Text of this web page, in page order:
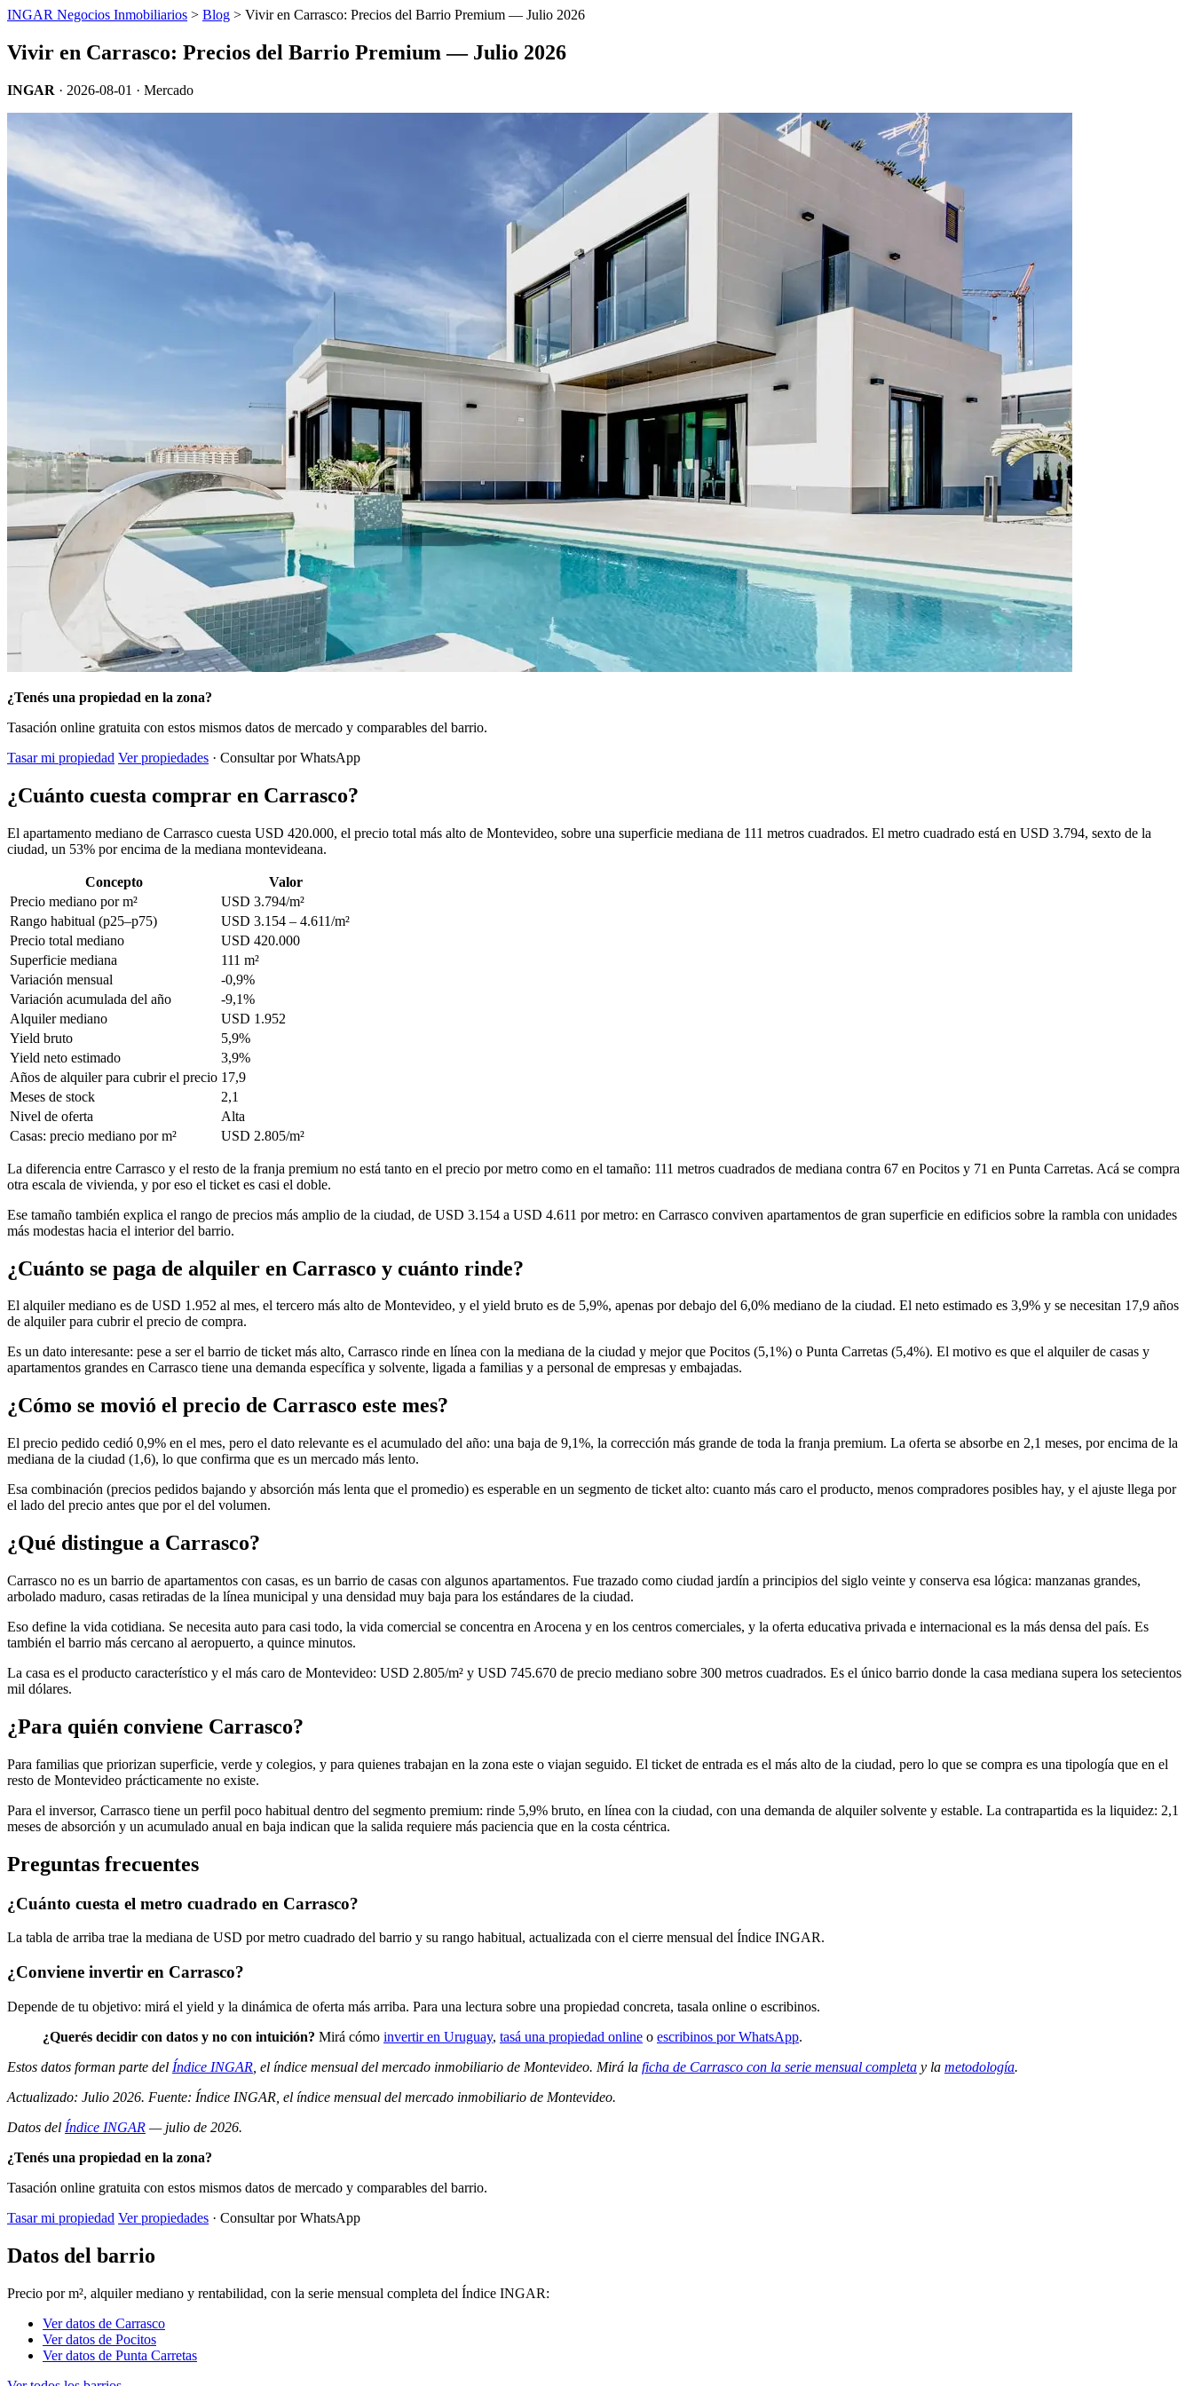
INGAR Negocios Inmobiliarios > Blog > Vivir en Carrasco: Precios del Barrio Premium — Julio 2026
Vivir en Carrasco: Precios del Barrio Premium — Julio 2026
INGAR · 2026-08-01 · Mercado
¿Tenés una propiedad en la zona?
Tasación online gratuita con estos mismos datos de mercado y comparables del barrio.
Tasar mi propiedad Ver propiedades · Consultar por WhatsApp
¿Cuánto cuesta comprar en Carrasco?
El apartamento mediano de Carrasco cuesta USD 420.000, el precio total más alto de Montevideo, sobre una superficie mediana de 111 metros cuadrados. El metro cuadrado está en USD 3.794, sexto de la
ciudad, un 53% por encima de la mediana montevideana.
Concepto
Valor
Precio mediano por m²
USD 3.794/m²
Rango habitual (p25–p75)
USD 3.154 – 4.611/m²
Precio total mediano
USD 420.000
Superficie mediana
111 m²
Variación mensual
-0,9%
Variación acumulada del año
-9,1%
Alquiler mediano
USD 1.952
Yield bruto
5,9%
Yield neto estimado
3,9%
Años de alquiler para cubrir el precio 17,9
Meses de stock
2,1
Nivel de oferta
Alta
Casas: precio mediano por m²
USD 2.805/m²
La diferencia entre Carrasco y el resto de la franja premium no está tanto en el precio por metro como en el tamaño: 111 metros cuadrados de mediana contra 67 en Pocitos y 71 en Punta Carretas. Acá se compra
otra escala de vivienda, y por eso el ticket es casi el doble.
Ese tamaño también explica el rango de precios más amplio de la ciudad, de USD 3.154 a USD 4.611 por metro: en Carrasco conviven apartamentos de gran superficie en edificios sobre la rambla con unidades
más modestas hacia el interior del barrio.
¿Cuánto se paga de alquiler en Carrasco y cuánto rinde?
El alquiler mediano es de USD 1.952 al mes, el tercero más alto de Montevideo, y el yield bruto es de 5,9%, apenas por debajo del 6,0% mediano de la ciudad. El neto estimado es 3,9% y se necesitan 17,9 años
de alquiler para cubrir el precio de compra.
Es un dato interesante: pese a ser el barrio de ticket más alto, Carrasco rinde en línea con la mediana de la ciudad y mejor que Pocitos (5,1%) o Punta Carretas (5,4%). El motivo es que el alquiler de casas y
apartamentos grandes en Carrasco tiene una demanda específica y solvente, ligada a familias y a personal de empresas y embajadas.
¿Cómo se movió el precio de Carrasco este mes?
El precio pedido cedió 0,9% en el mes, pero el dato relevante es el acumulado del año: una baja de 9,1%, la corrección más grande de toda la franja premium. La oferta se absorbe en 2,1 meses, por encima de la
mediana de la ciudad (1,6), lo que confirma que es un mercado más lento.
Esa combinación (precios pedidos bajando y absorción más lenta que el promedio) es esperable en un segmento de ticket alto: cuanto más caro el producto, menos compradores posibles hay, y el ajuste llega por
el lado del precio antes que por el del volumen.
¿Qué distingue a Carrasco?
Carrasco no es un barrio de apartamentos con casas, es un barrio de casas con algunos apartamentos. Fue trazado como ciudad jardín a principios del siglo veinte y conserva esa lógica: manzanas grandes,
arbolado maduro, casas retiradas de la línea municipal y una densidad muy baja para los estándares de la ciudad.
Eso define la vida cotidiana. Se necesita auto para casi todo, la vida comercial se concentra en Arocena y en los centros comerciales, y la oferta educativa privada e internacional es la más densa del país. Es
también el barrio más cercano al aeropuerto, a quince minutos.
La casa es el producto característico y el más caro de Montevideo: USD 2.805/m² y USD 745.670 de precio mediano sobre 300 metros cuadrados. Es el único barrio donde la casa mediana supera los setecientos
mil dólares.
¿Para quién conviene Carrasco?
Para familias que priorizan superficie, verde y colegios, y para quienes trabajan en la zona este o viajan seguido. El ticket de entrada es el más alto de la ciudad, pero lo que se compra es una tipología que en el
resto de Montevideo prácticamente no existe.
Para el inversor, Carrasco tiene un perfil poco habitual dentro del segmento premium: rinde 5,9% bruto, en línea con la ciudad, con una demanda de alquiler solvente y estable. La contrapartida es la liquidez: 2,1
meses de absorción y un acumulado anual en baja indican que la salida requiere más paciencia que en la costa céntrica.
Preguntas frecuentes
¿Cuánto cuesta el metro cuadrado en Carrasco?
La tabla de arriba trae la mediana de USD por metro cuadrado del barrio y su rango habitual, actualizada con el cierre mensual del Índice INGAR.
¿Conviene invertir en Carrasco?
Depende de tu objetivo: mirá el yield y la dinámica de oferta más arriba. Para una lectura sobre una propiedad concreta, tasala online o escribinos.
¿Querés decidir con datos y no con intuición? Mirá cómo invertir en Uruguay, tasá una propiedad online o escribinos por WhatsApp.
Estos datos forman parte del Índice INGAR , el índice mensual del mercado inmobiliario de Montevideo. Mirá la ficha de Carrasco con la serie mensual completa y la metodología.
Actualizado: Julio 2026. Fuente: Índice INGAR, el índice mensual del mercado inmobiliario de Montevideo.
Datos del Índice INGAR — julio de 2026.
¿Tenés una propiedad en la zona?
Tasación online gratuita con estos mismos datos de mercado y comparables del barrio.
Tasar mi propiedad Ver propiedades · Consultar por WhatsApp
Datos del barrio
Precio por m², alquiler mediano y rentabilidad, con la serie mensual completa del Índice INGAR:
Ver datos de Carrasco
Ver datos de Pocitos
Ver datos de Punta Carretas